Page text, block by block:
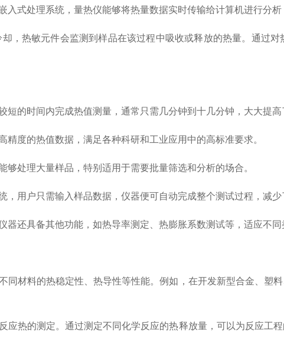
式处理系统，量热仪能够将热量数据实时传输给计算机进行分析
热敏元件会监测到样品在该过程中吸收或释放的热量。通过对
的时间内完成热值测量，通常只需几分钟到十几分钟，大大提高
度的热值数据，满足各种科研和工业应用中的高标准要求。
处理大量样品，特别适用于需要批量筛选和分析的场合。
用户只需输入样品数据，仪器便可自动完成整个测试过程，减少
还具备其他功能，如热导率测定、热膨胀系数测试等，适应不同
材料的热稳定性、热导性等性能。例如，在开发新型合金、塑
热的测定。通过测定不同化学反应的热释放量，可以为反应工